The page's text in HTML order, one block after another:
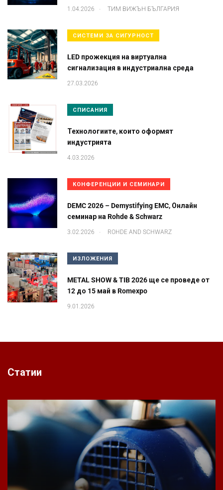
1.04.2026 . ТИМ ВИЖЪН БЪЛГАРИЯ
СИСТЕМИ ЗА СИГУРНОСТ
LED прожекция на виртуална
сигнализация в индустриална среда
27.03.2026
СПИСАНИЯ
Технологиите, които оформят
индустрията
4.03.2026
КОНФЕРЕНЦИИ И СЕМИНАРИ
DEMC 2026 – Demystifying EMC, Онлайн
семинар на Rohde & Schwarz
3.02.2026 . ROHDE AND SCHWARZ
ИЗЛОЖЕНИЯ
METAL SHOW & TIB 2026 ще се проведе от
12 до 15 май в Romexpo
9.01.2026
Статии